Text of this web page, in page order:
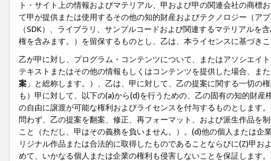
ト・サイト上の情報およびマテリアル、甲および甲の関連会社の商
て甲が提供または使用するその他の知的財産およびテクノロジー（ア
（SDK）、ライブラリ、サンプルコードおよび関連するマテリアル
権を含みます。）を留保するものとし、乙は、本ライセンスに基づき
乙が甲に対し、プログラム・コンテンツについて、またはアソシエイ
テキストまたはその他の情報もしくはコンテンツを提供した場合、ま
案 」と総称します。）、乙は、甲に対して、乙の提案に関する一切
も）甲に対して、以下の(a)から(d)を行うための、乙の固有の知的財
の自由に譲渡が可能な権利およびライセンスを付与するものとします
問わず、乙の提案を翻案、修正、再フォーマット、および派生作品を
こと（ただし、甲はその義務を負いません。）。(d)他の個人または
リジナル作品または合法的に取得したものであることならびに(Z)甲
めて、いかなる個人または企業の権利も侵害しないことを保証します